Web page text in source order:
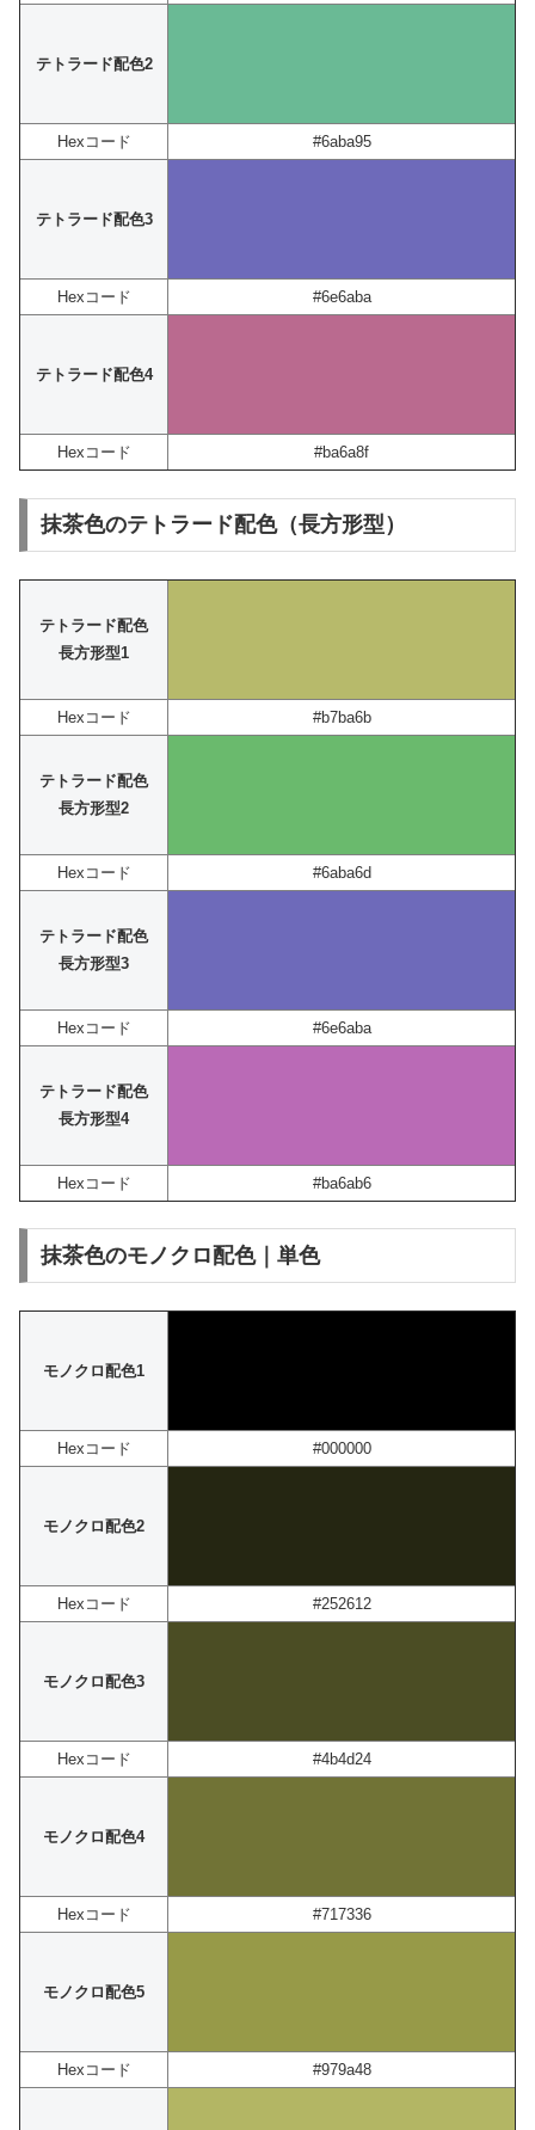
テトラード配色2
Hexコード #6aba95
テトラード配色3
Hexコード #6e6aba
テトラード配色4
Hexコード #ba6a8f
抹茶色のテトラード配色（長方形型）
テトラード配色
長方形型1
Hexコード #b7ba6b
テトラード配色
長方形型2
Hexコード #6aba6d
テトラード配色
長方形型3
Hexコード #6e6aba
テトラード配色
長方形型4
Hexコード #ba6ab6
抹茶色のモノクロ配色｜単色
モノクロ配色1
Hexコード #000000
モノクロ配色2
Hexコード #252612
モノクロ配色3
Hexコード #4b4d24
モノクロ配色4
Hexコード #717336
モノクロ配色5
Hexコード #979a48